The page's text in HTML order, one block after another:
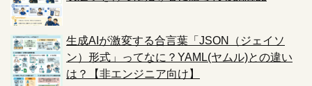
生成AIが激変する合言葉「JSON（ジェイソ
ン）形式」ってなに？YAML(ヤムル)との違い
は？【非エンジニア向け】